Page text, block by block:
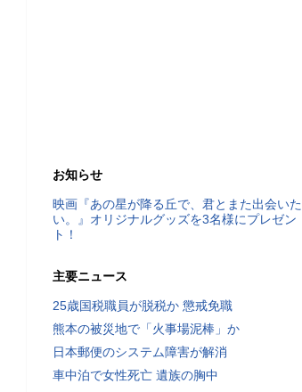
お知らせ
映画『あの星が降る丘で、君とまた出会いた
い。』オリジナルグッズを3名様にプレゼン
ト！
主要ニュース
25歳国税職員が脱税か 懲戒免職
熊本の被災地で「火事場泥棒」か
日本郵便のシステム障害が解消
車中泊で女性死亡 遺族の胸中